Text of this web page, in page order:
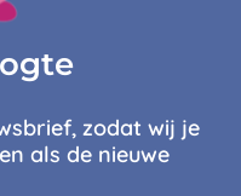
zodat wij je
als de nieuwe